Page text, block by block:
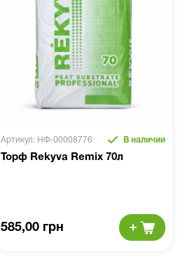
Артикул: НФ-00008776 В наличии
Торф Rekyva Remix 70л
585,00 грн